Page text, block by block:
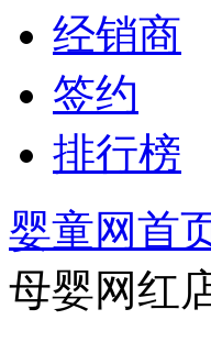
经销商
签约
排行榜
婴童网首
母婴网红